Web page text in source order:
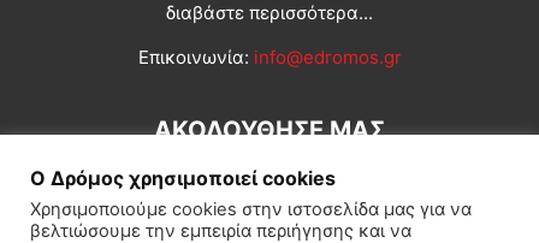
διαβάστε περισσότερα...
Επικοινωνία: info@edromos.gr
ΑΚΟΛΟΥΘΗΣΕ ΜΑΣ
Ο Δρόμος χρησιμοποιεί cookies
Χρησιμοποιούμε cookies στην ιστοσελίδα μας για να
βελτιώσουμε την εμπειρία περιήγησης και να